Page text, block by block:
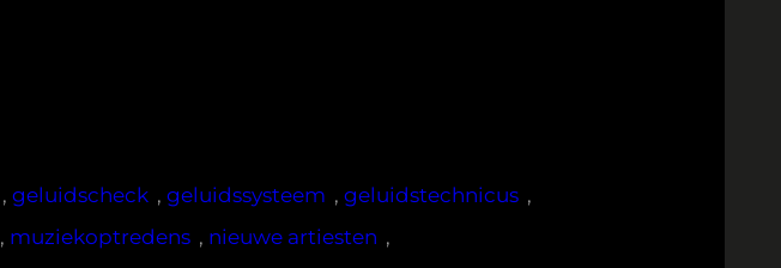
, geluidscheck , geluidssysteem , geluidstechnicus ,
, muziekoptredens , nieuwe artiesten ,